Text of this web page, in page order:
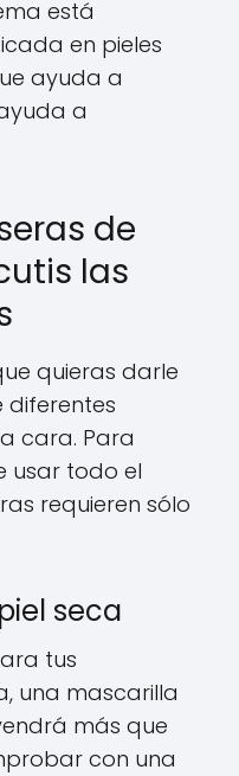
está
en pieles
ayuda a
a
de
las
quieras darle
cara. Para
usar todo el
requieren sólo
seca
tus
una mascarilla
más que
con una